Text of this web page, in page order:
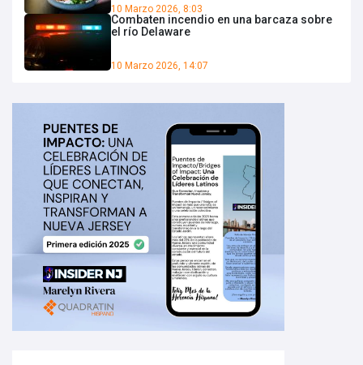
10 Marzo 2026, 8:03
Combaten incendio en una barcaza sobre
el río Delaware
10 Marzo 2026, 14:07